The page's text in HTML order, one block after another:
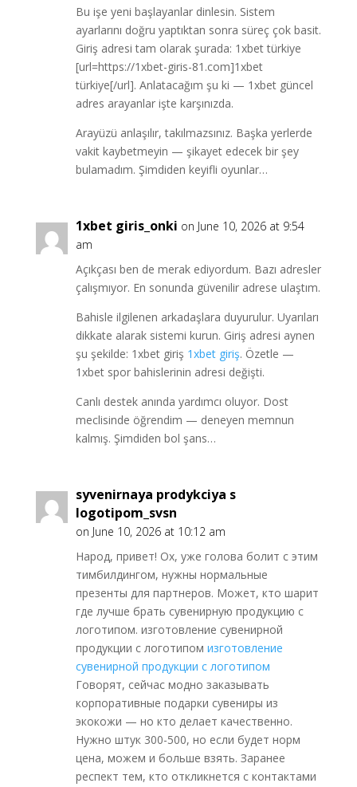
Bu işe yeni başlayanlar dinlesin. Sistem
ayarlarını doğru yaptıktan sonra süreç çok basit.
Giriş adresi tam olarak şurada: 1xbet türkiye
[url=https://1xbet-giris-81.com]1xbet
türkiye[/url]. Anlatacağım şu ki — 1xbet güncel
adres arayanlar işte karşınızda.
Arayüzü anlaşılır, takılmazsınız. Başka yerlerde
vakit kaybetmeyin — şikayet edecek bir şey
bulamadım. Şimdiden keyifli oyunlar…
1xbet giris_onki on June 10, 2026 at 9:54
am
Açıkçası ben de merak ediyordum. Bazı adresler
çalışmıyor. En sonunda güvenilir adrese ulaştım.
Bahisle ilgilenen arkadaşlara duyurulur. Uyarıları
dikkate alarak sistemi kurun. Giriş adresi aynen
şu şekilde: 1xbet giriş 1xbet giriş. Özetle —
1xbet spor bahislerinin adresi değişti.
Canlı destek anında yardımcı oluyor. Dost
meclisinde öğrendim — deneyen memnun
kalmış. Şimdiden bol şans…
syvenirnaya prodykciya s
logotipom_svsn
on June 10, 2026 at 10:12 am
Народ, привет! Ох, уже голова болит с этим
тимбилдингом, нужны нормальные
презенты для партнеров. Может, кто шарит
где лучше брать сувенирную продукцию с
логотипом. изготовление сувенирной
продукции с логотипом изготовление
сувенирной продукции с логотипом
Говорят, сейчас модно заказывать
корпоративные подарки сувениры из
экокожи — но кто делает качественно.
Нужно штук 300-500, но если будет норм
цена, можем и больше взять. Заранее
респект тем, кто откликнется с контактами